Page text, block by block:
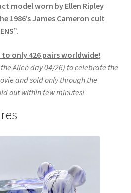
model worn by Ellen Ripley
1986’s James Cameron cult
only 426 pairs worldwide!
Alien day 04/26) to celebrate the
and sold only through the
out within few minutes!